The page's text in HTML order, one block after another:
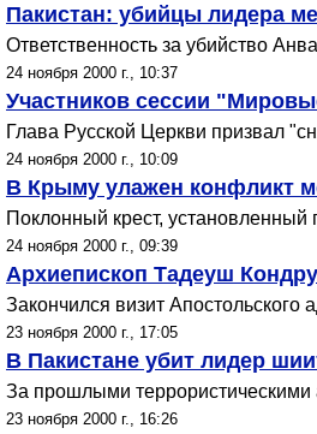
Пакистан: убийцы лидера
Ответственность за убийство
24 ноября 2000 г., 10:37
Участников сессии
Глава Русской Церкви призвал
24 ноября 2000 г., 10:09
В Крыму улажен конфликт
Поклонный крест,
24 ноября 2000 г., 09:39
Архиепископ Тадеуш
Закончился визит
23 ноября 2000 г., 17:05
В Пакистане убит лидер
За прошлыми террористическими
23 ноября 2000 г., 16:26